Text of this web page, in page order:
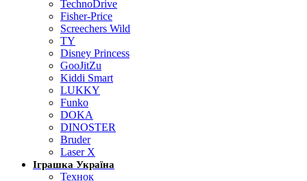
TechnoDrive
Fisher-Price
Screechers Wild
TY
Disney Princess
GooJitZu
Kiddi Smart
LUKKY
Funko
DOKA
DINOSTER
Bruder
Laser X
Іграшка Україна
Технок